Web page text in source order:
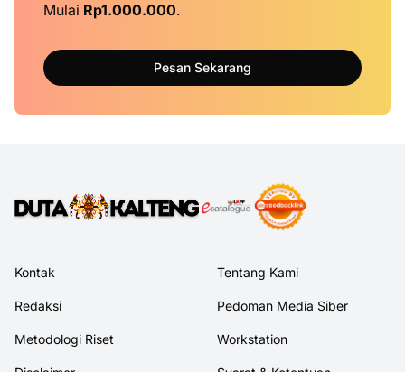
Mulai Rp1.000.000.
Pesan Sekarang
Kontak Tentang Kami
Redaksi Pedoman Media Siber
Metodologi Riset Workstation